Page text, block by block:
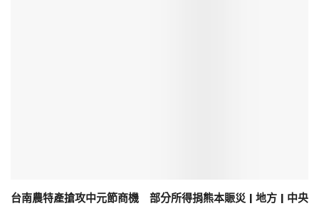
台南農特產搶攻中元節商機 部分所得捐熊本賑災 | 地方 | 中央